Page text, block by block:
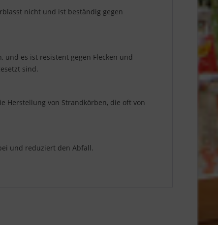
nicht und ist beständig gegen
es ist resistent gegen Flecken und
sind.
Herstellung von Strandkörben, die oft von
und reduziert den Abfall.